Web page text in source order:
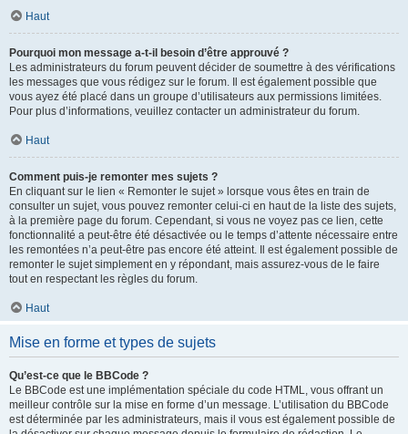
Haut
Pourquoi mon message a-t-il besoin d’être approuvé ?
Les administrateurs du forum peuvent décider de soumettre à des vérifications
les messages que vous rédigez sur le forum. Il est également possible que
vous ayez été placé dans un groupe d’utilisateurs aux permissions limitées.
Pour plus d’informations, veuillez contacter un administrateur du forum.
Haut
Comment puis-je remonter mes sujets ?
En cliquant sur le lien « Remonter le sujet » lorsque vous êtes en train de
consulter un sujet, vous pouvez remonter celui-ci en haut de la liste des sujets,
à la première page du forum. Cependant, si vous ne voyez pas ce lien, cette
fonctionnalité a peut-être été désactivée ou le temps d’attente nécessaire entre
les remontées n’a peut-être pas encore été atteint. Il est également possible de
remonter le sujet simplement en y répondant, mais assurez-vous de le faire
tout en respectant les règles du forum.
Haut
Mise en forme et types de sujets
Qu’est-ce que le BBCode ?
Le BBCode est une implémentation spéciale du code HTML, vous offrant un
meilleur contrôle sur la mise en forme d’un message. L’utilisation du BBCode
est déterminée par les administrateurs, mais il vous est également possible de